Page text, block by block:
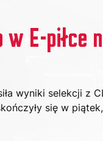
w E-piłce
wyniki selekcji z
się w